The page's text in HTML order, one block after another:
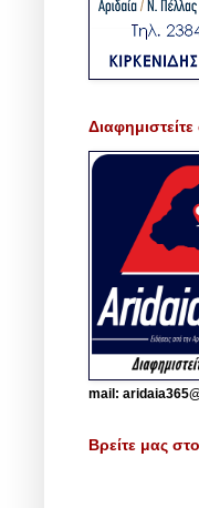
mail:
Βρείτε μας